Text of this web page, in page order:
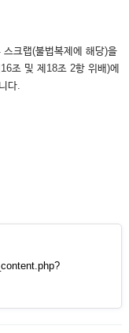
크랩(불법복제에 해당)을
조 및 제18조 2항 위배)에
다.